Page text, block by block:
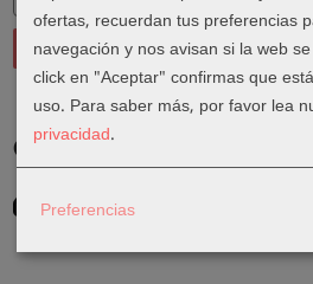
Costes de Envío
Consultar Destinos
ofertas, recuerdan tus preferencias
navegación y nos avisan si la web
click en "Aceptar" confirmas que
uso. Para saber más, por favor lea
privacidad.
Preferencias